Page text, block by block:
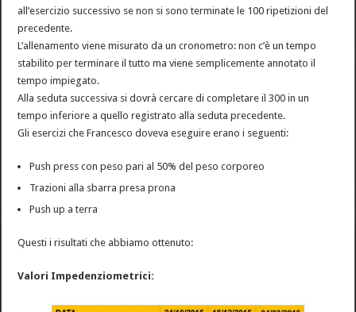
all’esercizio successivo se non si sono terminate le 100 ripetizioni del
precedente.
L’allenamento viene misurato da un cronometro: non c’è un tempo
stabilito per terminare il tutto ma viene semplicemente annotato il
tempo impiegato.
Alla seduta successiva si dovrà cercare di completare il 300 in un
tempo inferiore a quello registrato alla seduta precedente.
Gli esercizi che Francesco doveva eseguire erano i seguenti:
Push press con peso pari al 50% del peso corporeo
Trazioni alla sbarra presa prona
Push up a terra
Questi i risultati che abbiamo ottenuto:
Valori Impedenziometrici: